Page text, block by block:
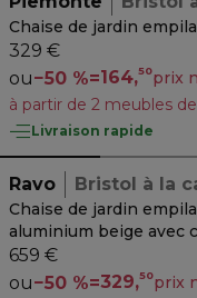
Chaise de jardin
329 €
ou−50 %=164,50prix
à partir de 2 meubles
Livraison rapide
Ravo Bristol à la
Chaise de jardin
aluminium beige avec
Luxe Wander Pilat
659 €
ou−50 %=329,50prix